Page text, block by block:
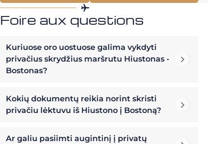
Foire aux questions
Kuriuose oro uostuose galima vykdyti
privačius skrydžius maršrutu Hiustonas -
Bostonas?
Kokių dokumentų reikia norint skristi
privačiu lėktuvu iš Hiustono į Bostoną?
Ar galiu pasiimti augintinį į privatų